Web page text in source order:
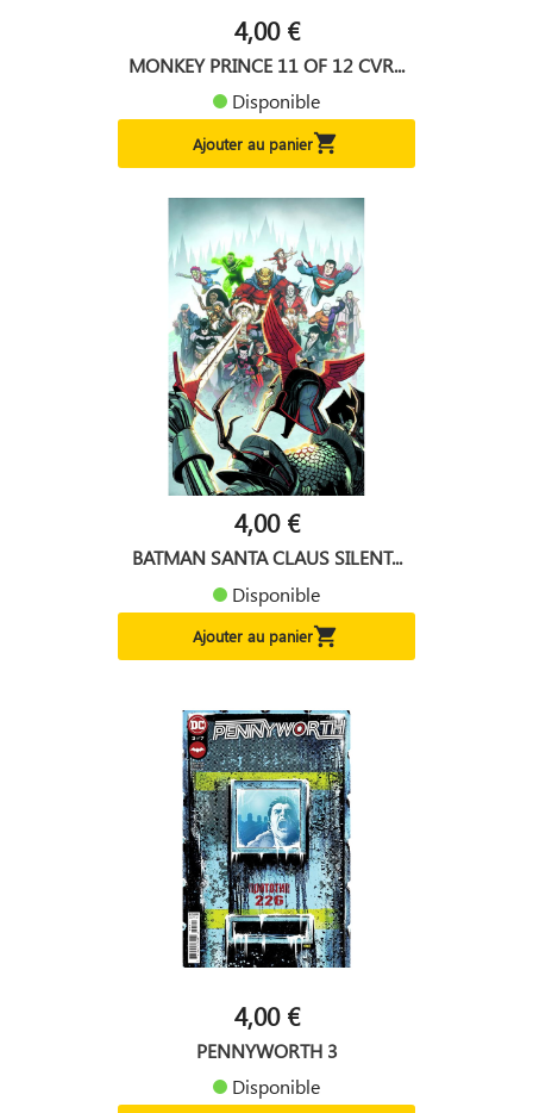
4,00 €
MONKEY PRINCE 11 OF 12 CVR...
Disponible
Ajouter au panier
4,00 €
BATMAN SANTA CLAUS SILENT...
Disponible
Ajouter au panier
4,00 €
PENNYWORTH 3
Disponible